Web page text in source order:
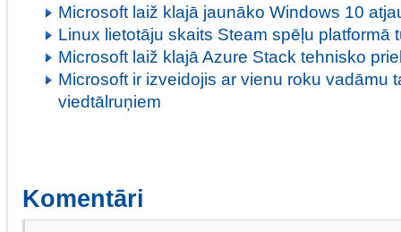
Microsoft laiž klajā jaunāko Windows 10
Linux lietotāju skaits Steam spēļu platformā
Microsoft laiž klajā Azure Stack tehnisko
Microsoft ir izveidojis ar vienu roku vadāmu
viedtālruņiem
Komentāri